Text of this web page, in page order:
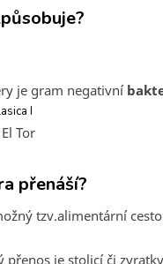
je gram negativní
I
Tor
přenáší?
tzv.alimentární
přenos je stolicí či